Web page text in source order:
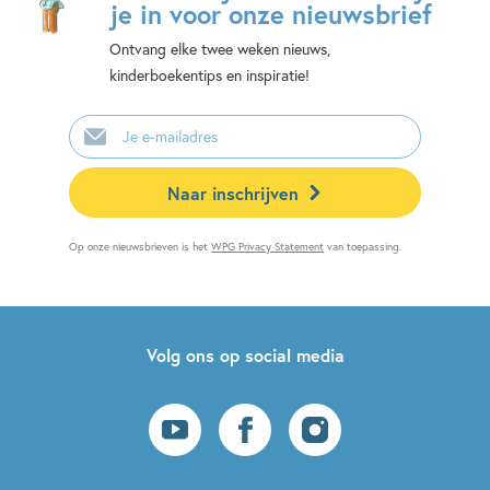
je in voor onze nieuwsbrief
Ontvang elke twee weken nieuws,
kinderboekentips en inspiratie!
E-
mailadres
Naar inschrijven
Op onze nieuwsbrieven is hetWPG Privacy Statement van toepassing.
Volg ons op social media